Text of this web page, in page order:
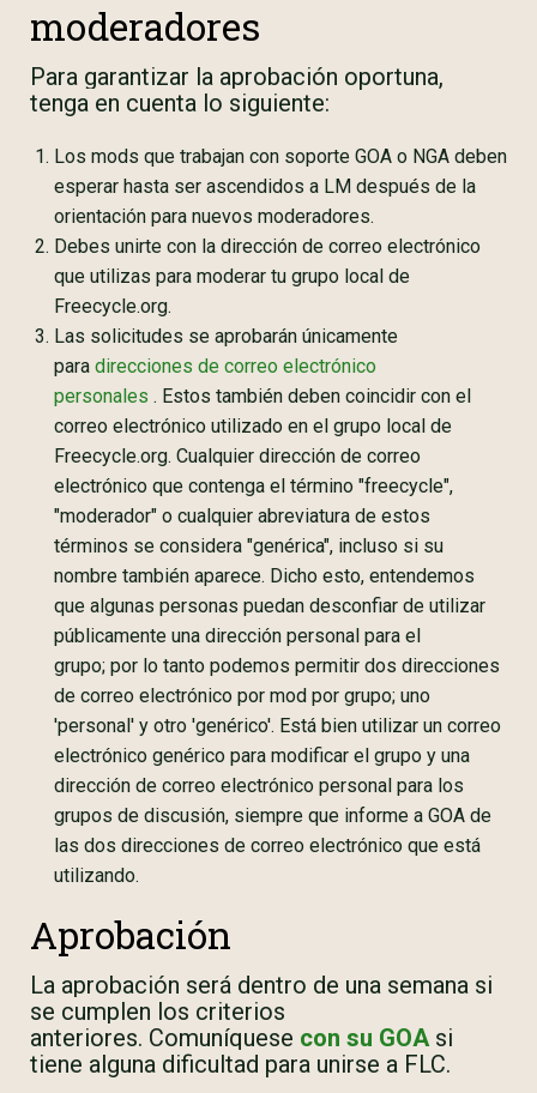
moderadores
Para garantizar la aprobación oportuna,
tenga en cuenta lo siguiente:
Los mods que trabajan con soporte GOA o NGA deben
esperar hasta ser ascendidos a LM después de la
orientación para nuevos moderadores.
Debes unirte con la dirección de correo electrónico
que utilizas para moderar tu grupo local de
Freecycle.org.
Las solicitudes se aprobarán únicamente
para direcciones de correo electrónico
personales . Estos también deben coincidir con el
correo electrónico utilizado en el grupo local de
Freecycle.org. Cualquier dirección de correo
electrónico que contenga el término "freecycle",
"moderador" o cualquier abreviatura de estos
términos se considera "genérica", incluso si su
nombre también aparece. Dicho esto, entendemos
que algunas personas puedan desconfiar de utilizar
públicamente una dirección personal para el
grupo; por lo tanto podemos permitir dos direcciones
de correo electrónico por mod por grupo; uno
'personal' y otro 'genérico'. Está bien utilizar un correo
electrónico genérico para modificar el grupo y una
dirección de correo electrónico personal para los
grupos de discusión, siempre que informe a GOA de
las dos direcciones de correo electrónico que está
utilizando.
Aprobación
La aprobación será dentro de una semana si
se cumplen los criterios
anteriores. Comuníquese con su GOAsi
tiene alguna dificultad para unirse a FLC.